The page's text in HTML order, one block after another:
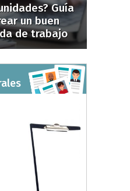
Guía
un buen
de trabajo